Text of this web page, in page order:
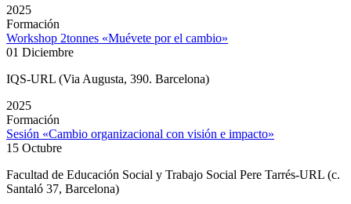
2025
Formación
Workshop 2tonnes «Muévete por el cambio»
01 Diciembre
IQS-URL (Via Augusta, 390. Barcelona)
2025
Formación
Sesión «Cambio organizacional con visión e impacto»
15 Octubre
Facultad de Educación Social y Trabajo Social Pere Tarrés-URL (c.
Santaló 37, Barcelona)